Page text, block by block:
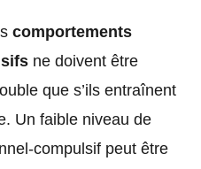
comportements
ne doivent être
que s’ils entraînent
Un faible niveau de
compulsif peut être